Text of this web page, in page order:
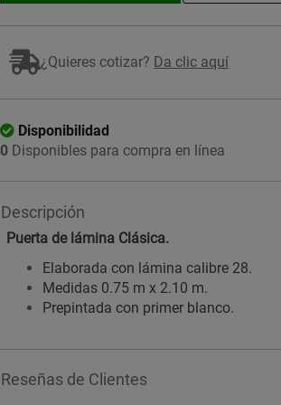
¿Quieres cotizar? Da clic aquí
Disponibilidad
0 Disponibles para compra en línea
Descripción
Puerta de lámina Clásica.
Elaborada con lámina calibre 28.
Medidas 0.75 m x 2.10 m.
Prepintada con primer blanco.
Reseñas de Clientes